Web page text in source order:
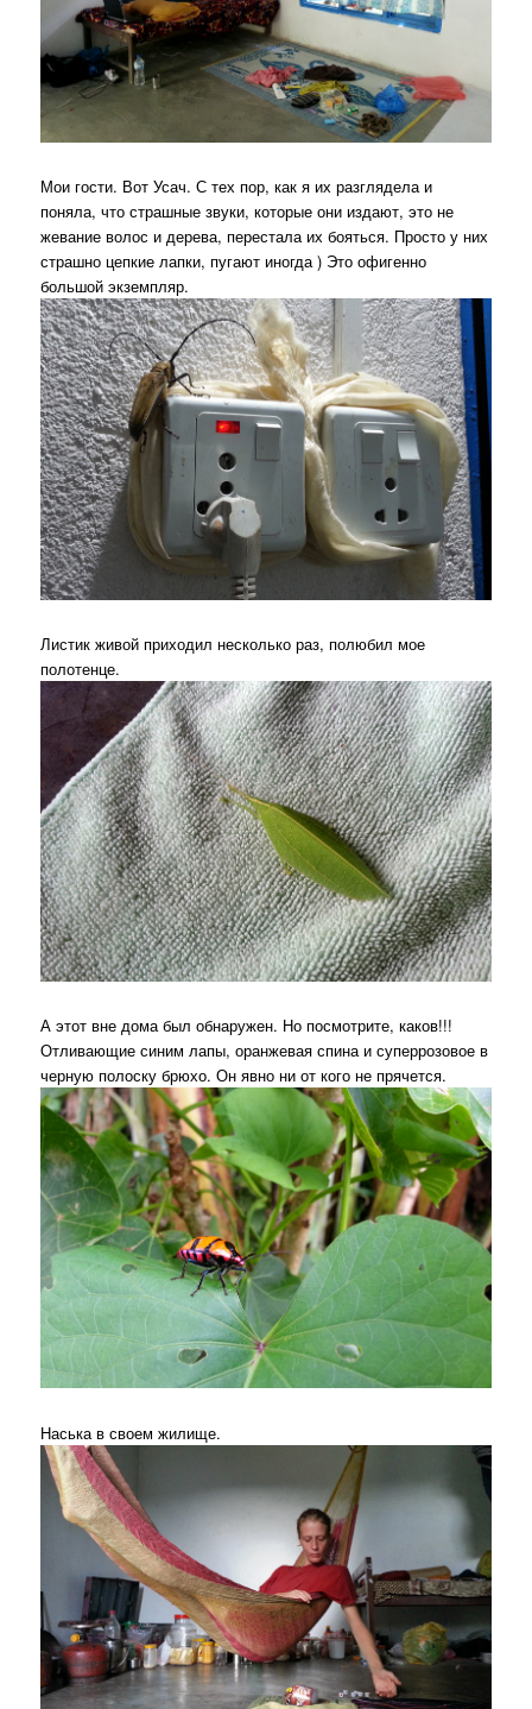
Мои гости. Вот Усач. С тех пор, как я их разглядела и
поняла, что страшные звуки, которые они издают, это не
жевание волос и дерева, перестала их бояться. Просто у них
страшно цепкие лапки, пугают иногда ) Это офигенно
большой экземпляр.
Листик живой приходил несколько раз, полюбил мое
полотенце.
А этот вне дома был обнаружен. Но посмотрите, каков!!!
Отливающие синим лапы, оранжевая спина и суперрозовое в
черную полоску брюхо. Он явно ни от кого не прячется.
Наська в своем жилище.